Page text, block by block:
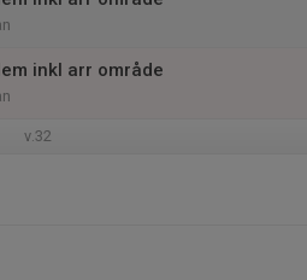
inkl arr område
v.32